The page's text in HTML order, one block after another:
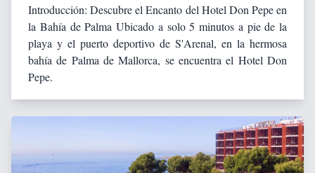
Introducción: Descubre el Encanto del Hotel Don Pepe en
la Bahía de Palma Ubicado a solo 5 minutos a pie de la
playa y el puerto deportivo de S'Arenal, en la hermosa
bahía de Palma de Mallorca, se encuentra el Hotel Don
Pepe.